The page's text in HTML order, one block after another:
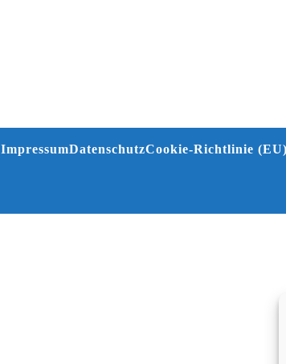
ImpressumDatenschutzCookie-Richtlinie (EU)